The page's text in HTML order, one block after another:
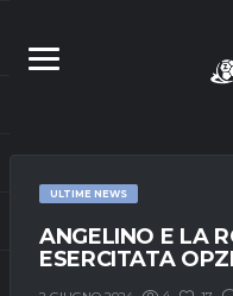
ULTIME NEWS
ANGELINO E LA
ESERCITATA